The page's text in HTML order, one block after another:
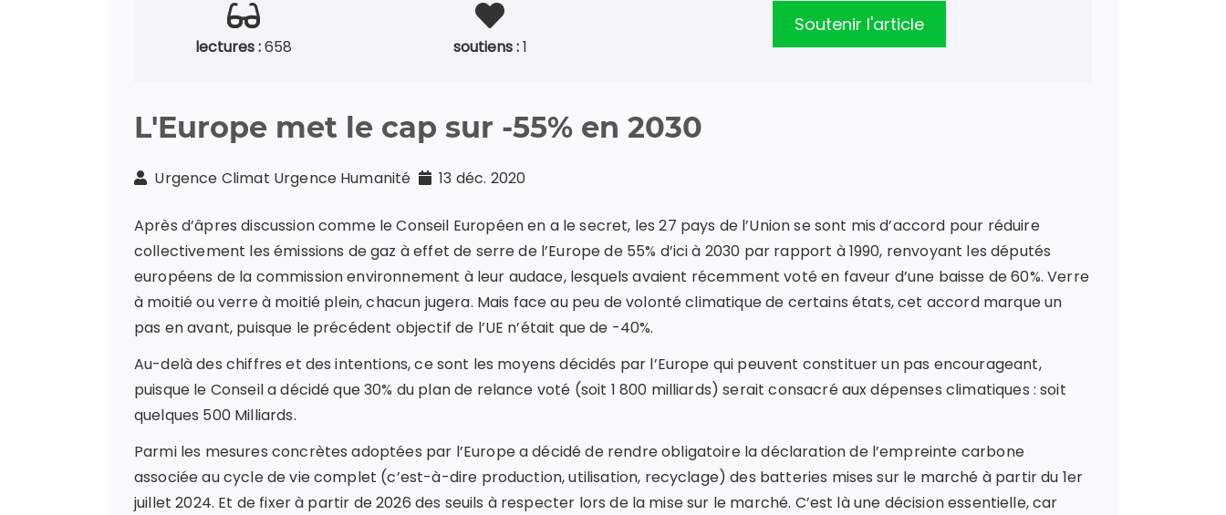
lectures :658 soutiens :1
Soutenir l'article
L'Europe met le cap sur -55% en 2030
Urgence Climat Urgence Humanité 13 déc. 2020
Après d’âpres discussion comme le Conseil Européen en a le secret, les 27 pays de l’Union se sont mis d’accord pour réduire
collectivement les émissions de gaz à effet de serre de l’Europe de 55% d’ici à 2030 par rapport à 1990, renvoyant les députés
européens de la commission environnement à leur audace, lesquels avaient récemment voté en faveur d’une baisse de 60%. Verre
à moitié ou verre à moitié plein, chacun jugera. Mais face au peu de volonté climatique de certains états, cet accord marque un
pas en avant, puisque le précédent objectif de l’UE n’était que de -40%.
Au-delà des chiffres et des intentions, ce sont les moyens décidés par l’Europe qui peuvent constituer un pas encourageant,
puisque le Conseil a décidé que 30% du plan de relance voté (soit 1 800 milliards) serait consacré aux dépenses climatiques : soit
quelques 500 Milliards.
Parmi les mesures concrètes adoptées par l’Europe a décidé de rendre obligatoire la déclaration de l’empreinte carbone
associée au cycle de vie complet (c’est-à-dire production, utilisation, recyclage) des batteries mises sur le marché à partir du 1er
juillet 2024. Et de fixer à partir de 2026 des seuils à respecter lors de la mise sur le marché. C’est là une décision essentielle, car